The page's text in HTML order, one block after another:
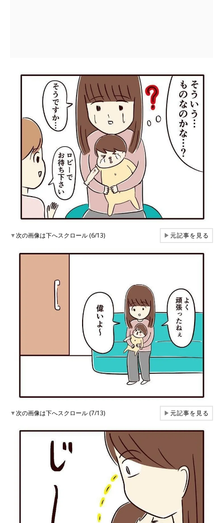
▼次の画像は下へスクロール (6/13) ▶元記事を見る
▼次の画像は下へスクロール (7/13) ▶元記事を見る